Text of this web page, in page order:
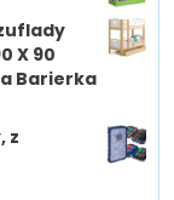
X 90
Barierka
z